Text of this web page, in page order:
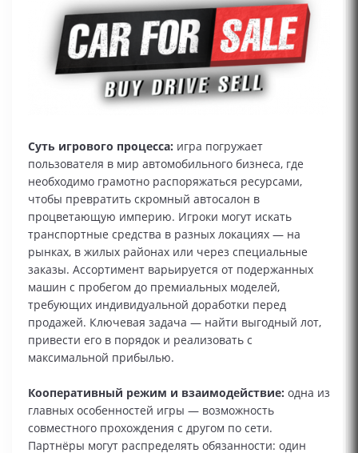
Суть игрового процесса: игра погружает
пользователя в мир автомобильного бизнеса, где
необходимо грамотно распоряжаться ресурсами,
чтобы превратить скромный автосалон в
процветающую империю. Игроки могут искать
транспортные средства в разных локациях — на
рынках, в жилых районах или через специальные
заказы. Ассортимент варьируется от подержанных
машин с пробегом до премиальных моделей,
требующих индивидуальной доработки перед
продажей. Ключевая задача — найти выгодный лот,
привести его в порядок и реализовать с
максимальной прибылью.
Кооперативный режим и взаимодействие: одна из
главных особенностей игры — возможность
совместного прохождения с другом по сети.
Партнёры могут распределять обязанности: один